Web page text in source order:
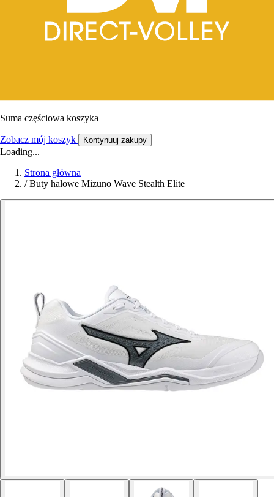
Suma częściowa koszyka
Zobacz mój koszyk Kontynuuj zakupy
Loading...
Strona główna
/ Buty halowe Mizuno Wave Stealth Elite